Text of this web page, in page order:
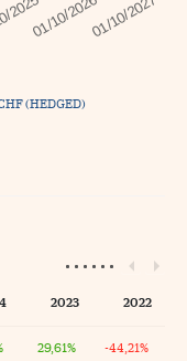
(HEDGED)
2023 2022
29,61% -44,21%